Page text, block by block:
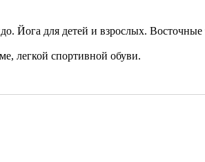
Йога для детей и взрослых.
легкой спортивной обуви.